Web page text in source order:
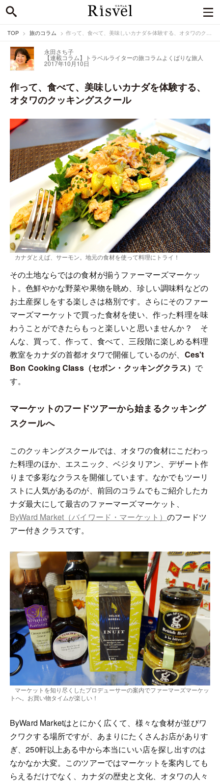
TOP 旅のコラム 作って、食べて、美味しいカナダを体験する、オタワのクッキングスクール
永田さち子
【連載コラム】トラベルライターの旅コラムよくばりな旅人
2017年10月10日
作って、食べて、美味しいカナダを体験する、
オタワのクッキングスクール
カナダとえば、サーモン。地元の食材を使って料理にトライ！
その土地ならではの食材が揃うファーマーズマーケッ
ト。色鮮やかな野菜や果物を眺め、珍しい調味料などの
お土産探しをする楽しさは格別です。さらにそのファー
マーズマーケットで買った食材を使い、作った料理を味
わうことができたらもっと楽しいと思いませんか？ そ
んな、買って、作って、食べて、三段階に楽しめる料理
教室をカナダの首都オタワで開催しているのが、 Ces't
Bon Cooking Class（セボン・クッキングクラス） で
す。
マーケットのフードツアーから始まるクッキング
スクールへ
このクッキングスクールでは、オタワの食材にこだわっ
た料理のほか、エスニック、ベジタリアン、デザート作
りまで多彩なクラスを開催しています。なかでもツーリ
ストに人気があるのが、前回のコラムでもご紹介したカ
ナダ最大にして最古のファーマーズマーケット、
ByWard Market（バイワード・マーケット）のフードツ
アー付きクラスです。
マーケットを知り尽くしたプロデューサーの案内でファーマーズマーケッ
トへ。お買い物タイムが楽しい！
ByWard Marketはとにかく広くて、様々な食材が並びワ
クワクする場所ですが、あまりにたくさんお店がありす
ぎ、250軒以上ある中から本当にいい店を探し出すのは
なかなか大変。このツアーではマーケットを案内しても
らえるだけでなく、カナダの歴史と文化、オタワの人々